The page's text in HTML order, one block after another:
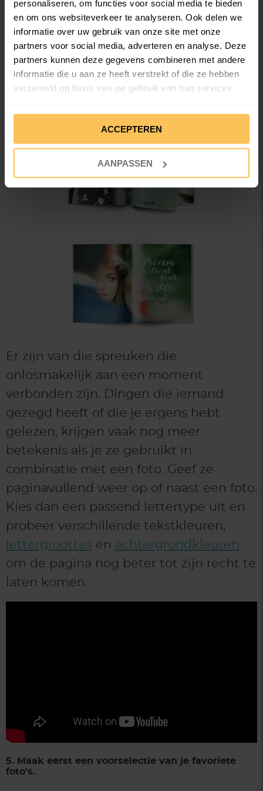
personaliseren, om functies voor social media te bieden
en om ons websiteverkeer te analyseren. Ook delen we
informatie over uw gebruik van onze site met onze
partners voor social media, adverteren en analyse. Deze
partners kunnen deze gegevens combineren met andere
informatie die u aan ze heeft verstrekt of die ze hebben
verzameld op basis van uw gebruik van hun services.
We werken samen met36 derdendie uw gegevens
kunnen ontvangen en verwerken.
ACCEPTEREN
AANPASSEN
trouwmagazine of -boek. Vraag ze op als
je ze nog niet gekregen hebt, zodat je
ze kunt meenemen in dit mooie
cadeau.
4. Maak pagina's met een mooie quote of spreuk
Er zijn van die spreuken die
onlosmakelijk aan een moment
verbonden zijn. Dingen die iemand
gezegd heeft of die je ergens hebt
gelezen, krijgen vaak nog meer
betekenis als je ze gebruikt in
combinatie met een foto. Geef ze
paginavullend weer op of naast een foto.
Kies dan een passend lettertype uit en
probeer verschillende tekstkleuren,
lettergroottes en achtergrondkleuren
om de pagina nog beter tot zijn recht te
laten komen.
5. Maak eerst een voorselectie van je favoriete
foto's.